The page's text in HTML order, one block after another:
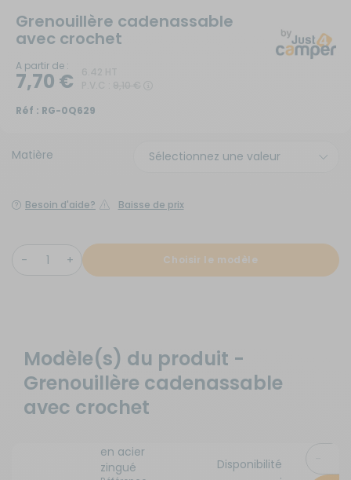
Grenouillère cadenassable
avec crochet
A partir de :
7,70 €
Réf : RG-0Q629
Matière
Besoin d'aide? Baisse de prix
Choisir le modèle
Modèle(s) du produit -
Grenouillère cadenassable
avec crochet
en acier
zingué
Disponibilité